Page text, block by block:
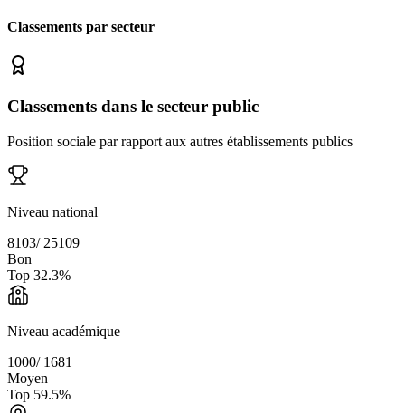
Classements par secteur
Classements dans le secteur public
Position sociale par rapport aux autres établissements publics
Niveau national
8103/ 25109
Bon
Top 32.3%
Niveau académique
1000/ 1681
Moyen
Top 59.5%